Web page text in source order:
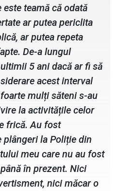
teamă că odată
ar putea periclita
ar putea repeta
De-a lungul
5 ani dacă ar fi să
acest interval
mulți săteni s-au
la activitățile celor
frică. Au fost
plângeri la Poliție din
meu care nu au fost
în prezent. Nici
nici măcar o